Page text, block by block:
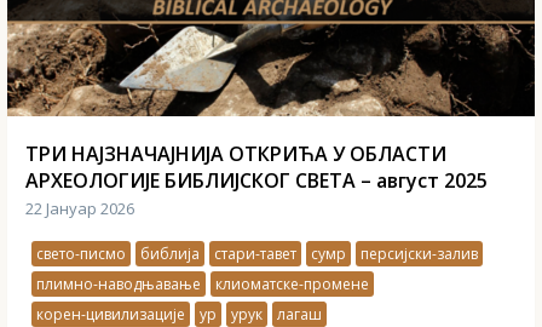
ТРИ НАЈЗНАЧАЈНИЈА ОТКРИЋА У ОБЛАСТИ
АРХЕОЛОГИЈЕ БИБЛИЈСКОГ СВЕТА – август 2025
22 Јануар 2026
свето-писмо библија стари-тавет сумр
персијски-залив
плимно-наводњавање
клиоматске-промене
корен-цивилизације
ур урук
лагаш